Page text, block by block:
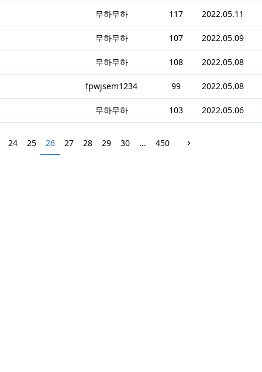
무하무하 117 2022.05.11
무하무하 107 2022.05.09
무하무하 108 2022.05.08
fpwjsem1234 99 2022.05.08
무하무하 103 2022.05.06
24 25 26 27 28 29 30 ... 450